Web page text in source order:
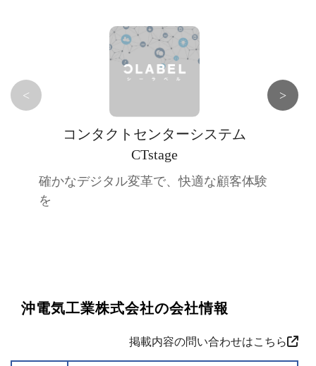
コンタクトセンターシステム
CTstage
確かなデジタル変革で、快適な顧客体験
を
< >
沖電気工業株式会社の会社情報
掲載内容の問い合わせはこちら